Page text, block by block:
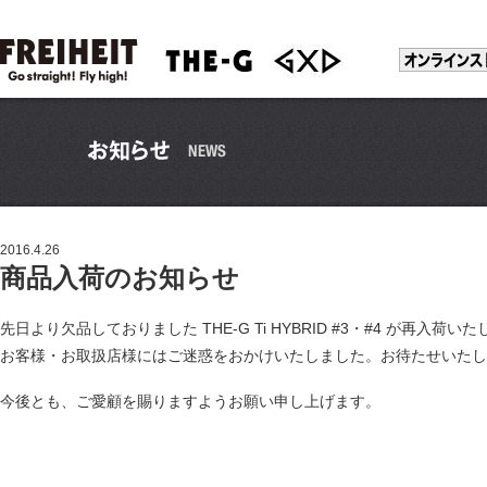
2016.4.26
商品入荷のお知らせ
先日より欠品しておりました THE-G Ti HYBRID #3・#4 が再入荷いた
お客様・お取扱店様にはご迷惑をおかけいたしました。お待たせいた
今後とも、ご愛顧を賜りますようお願い申し上げます。